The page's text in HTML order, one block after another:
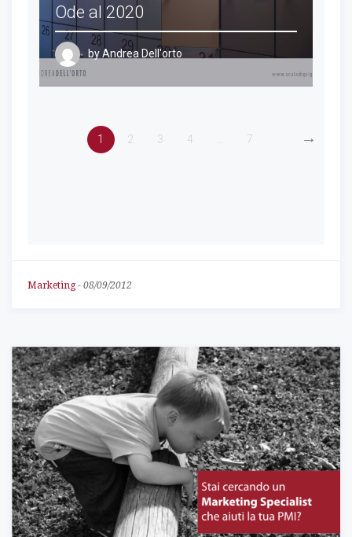
Ode al 2020
byAndrea Dell'orto
1 2 3 4 7 →
Marketing- 08/09/2012